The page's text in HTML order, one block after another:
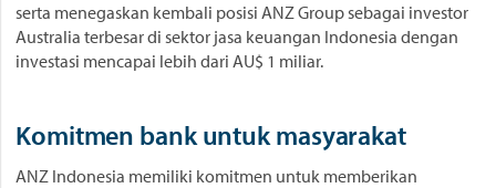
serta menegaskan kembali posisi ANZ Group sebagai investor
Australia terbesar di sektor jasa keuangan Indonesia dengan
investasi mencapai lebih dari AU$ 1 miliar.
Komitmen bank untuk masyarakat
ANZ Indonesia memiliki komitmen untuk memberikan